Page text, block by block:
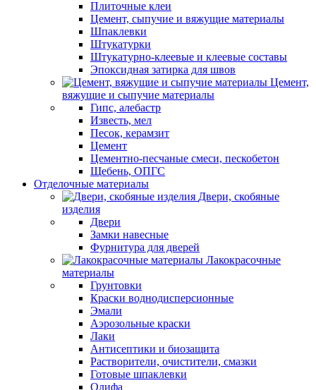
Плиточные клеи
Цемент, сыпучие и вяжущие материалы
Шпаклевки
Штукатурки
Штукатурно-клеевые и клеевые составы
Эпоксидная затирка для швов
Цемент,
вяжущие и сыпучие материалы
Гипс, алебастр
Известь, мел
Песок, керамзит
Цемент
Цементно-песчаные смеси, пескобетон
Щебень, ОПГС
Отделочные материалы
Двери, скобяные
изделия
Двери
Замки навесные
Фурнитура для дверей
Лакокрасочные
материалы
Грунтовки
Краски воднодисперсионные
Эмали
Аэрозольные краски
Лаки
Антисептики и биозащита
Растворители, очистители, смазки
Готовые шпаклевки
Олифа